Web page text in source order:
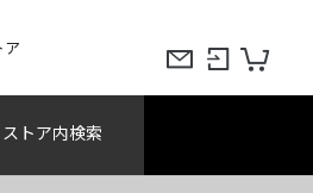
ア
ストア内検索